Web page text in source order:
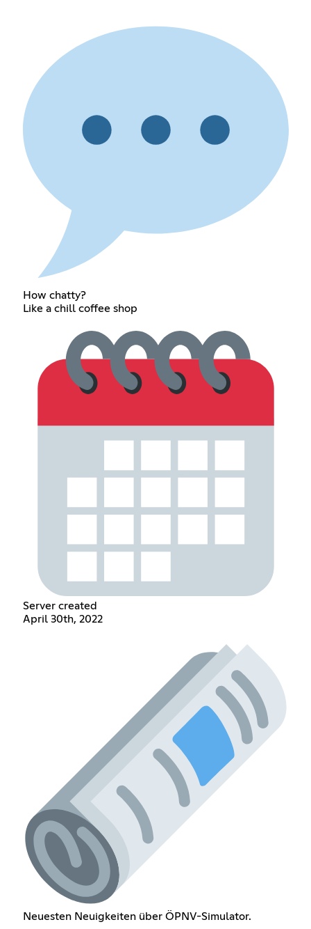
How chatty?
Like a chill coffee shop
Server created
April 30th, 2022
Neuesten Neuigkeiten über ÖPNV-Simulator.